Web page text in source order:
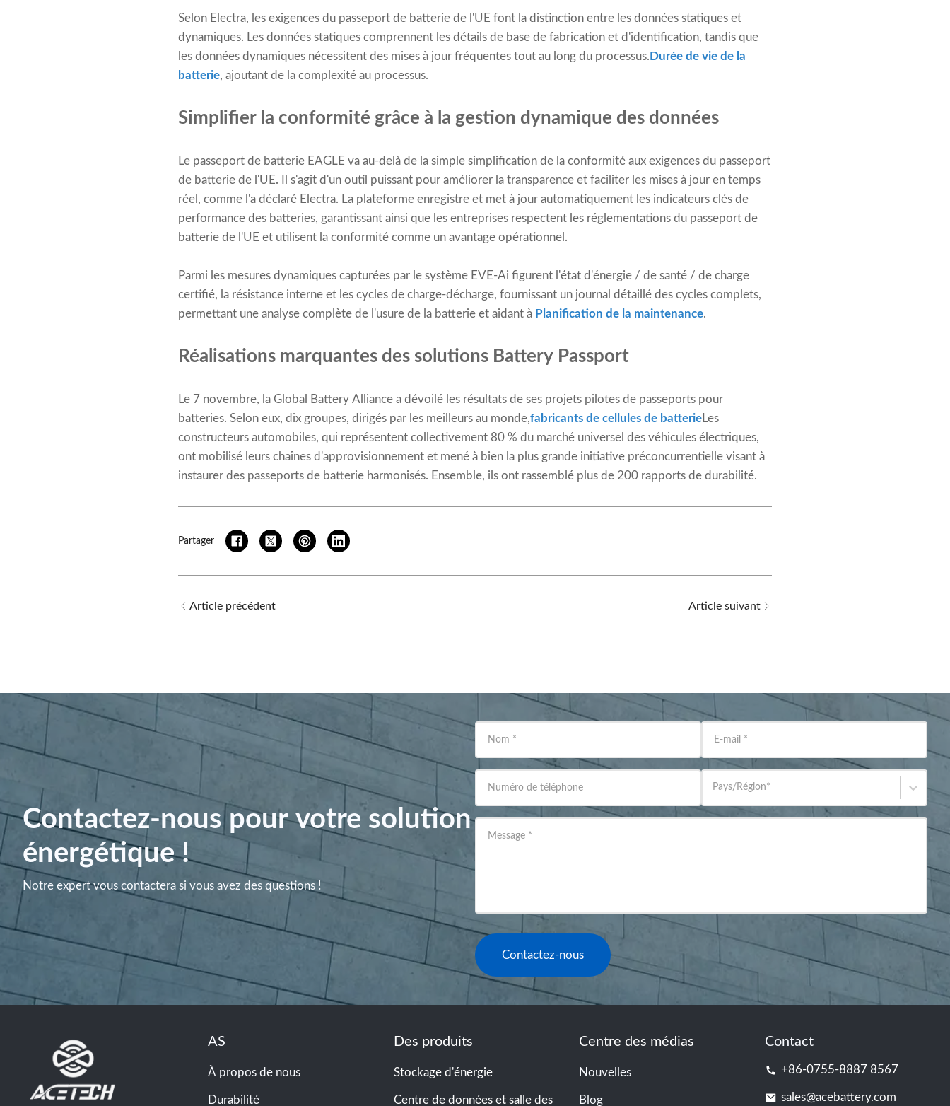
Selon Electra, les exigences du passeport de batterie de l'UE font la distinction entre les données statiques et
dynamiques. Les données statiques comprennent les détails de base de fabrication et d'identification, tandis que
les données dynamiques nécessitent des mises à jour fréquentes tout au long du processus. Durée de vie de la
batterie, ajoutant de la complexité au processus.
Simplifier la conformité grâce à la gestion dynamique des données
Le passeport de batterie EAGLE va au-delà de la simple simplification de la conformité aux exigences du passeport
de batterie de l'UE. Il s'agit d'un outil puissant pour améliorer la transparence et faciliter les mises à jour en temps
réel, comme l'a déclaré Electra. La plateforme enregistre et met à jour automatiquement les indicateurs clés de
performance des batteries, garantissant ainsi que les entreprises respectent les réglementations du passeport de
batterie de l'UE et utilisent la conformité comme un avantage opérationnel.
Parmi les mesures dynamiques capturées par le système EVE-Ai figurent l'état d'énergie / de santé / de charge
certifié, la résistance interne et les cycles de charge-décharge, fournissant un journal détaillé des cycles complets,
permettant une analyse complète de l'usure de la batterie et aidant à Planification de la maintenance.
Réalisations marquantes des solutions Battery Passport
Le 7 novembre, la Global Battery Alliance a dévoilé les résultats de ses projets pilotes de passeports pour
batteries. Selon eux, dix groupes, dirigés par les meilleurs au monde,fabricants de cellules de batterieLes
constructeurs automobiles, qui représentent collectivement 80 % du marché universel des véhicules électriques,
ont mobilisé leurs chaînes d'approvisionnement et mené à bien la plus grande initiative préconcurrentielle visant à
instaurer des passeports de batterie harmonisés. Ensemble, ils ont rassemblé plus de 200 rapports de durabilité.
Partager
Article précédent Article suivant
Contactez-nous pour votre solution
énergétique !
Notre expert vous contactera si vous avez des questions !
Nom * E-mail *
Numéro de téléphone Pays/Région*
Message *
Contactez-nous
AS
À propos de nous
Durabilité
Des produits
Stockage d'énergie
Centre de données et salle des
Centre des médias
Nouvelles
Blog
Contact
+86-0755-8887 8567
sales@acebattery.com